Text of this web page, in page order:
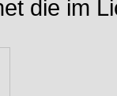
die im